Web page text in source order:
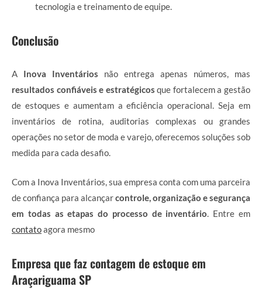
tecnologia e treinamento de equipe.
Conclusão
A Inova Inventários não entrega apenas números, mas
resultados confiáveis e estratégicos que fortalecem a gestão
de estoques e aumentam a eficiência operacional. Seja em
inventários de rotina, auditorias complexas ou grandes
operações no setor de moda e varejo, oferecemos soluções sob
medida para cada desafio.
Com a Inova Inventários, sua empresa conta com uma parceira
de confiança para alcançarcontrole, organização e segurança
em todas as etapas do processo de inventário . Entre em
contatoagora mesmo
Empresa que faz contagem de estoque em
Araçariguama SP